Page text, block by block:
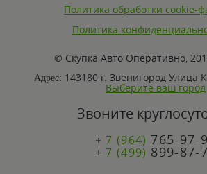
Политика обработки cookie-
Политика
© Скупка Авто Оперативно,
Адрес: 143180 г. Звенигород Улица
Выберите ваш город
Звоните
+ 7 (964) 765-97-
+ 7 (499) 899-87-